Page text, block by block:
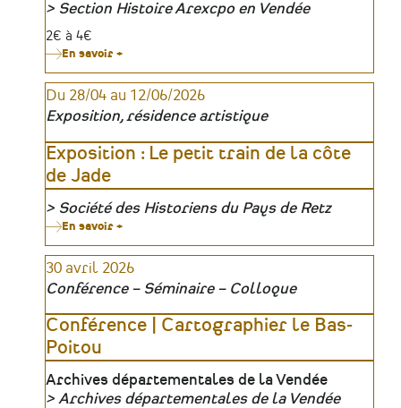
Organisateur
Section Histoire Arexcpo en Vendée
Tarifs
2€ à 4€
En savoir +
Le
Maréchal
Lattre
Tassigny
Du 28/04 au 12/06/2026
Exposition, résidence artistique
Exposition : Le petit train de la côte
de Jade
Organisateur
Société des Historiens du Pays de Retz
En savoir +
:
Le
petit
train
la
côte
Jade
30 avril 2026
Conférence – Séminaire – Colloque
Conférence | Cartographier le Bas-
Poitou
Lieu
Archives départementales de la Vendée
Archives départementales de la Vendée